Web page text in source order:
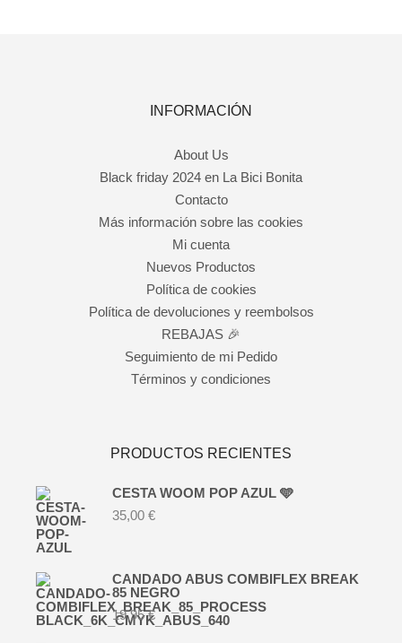
INFORMACIÓN
About Us
Black friday 2024 en La Bici Bonita
Contacto
Más información sobre las cookies
Mi cuenta
Nuevos Productos
Política de cookies
Política de devoluciones y reembolsos
REBAJAS 🎉
Seguimiento de mi Pedido
Términos y condiciones
PRODUCTOS RECIENTES
CESTA WOOM POP AZUL 🩵
35,00 €
CANDADO ABUS COMBIFLEX BREAK
85 NEGRO
19,95€